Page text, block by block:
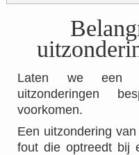
Laten we een
uitzonderingen
voorkomen.
Een uitzondering
fout die optreedt bij